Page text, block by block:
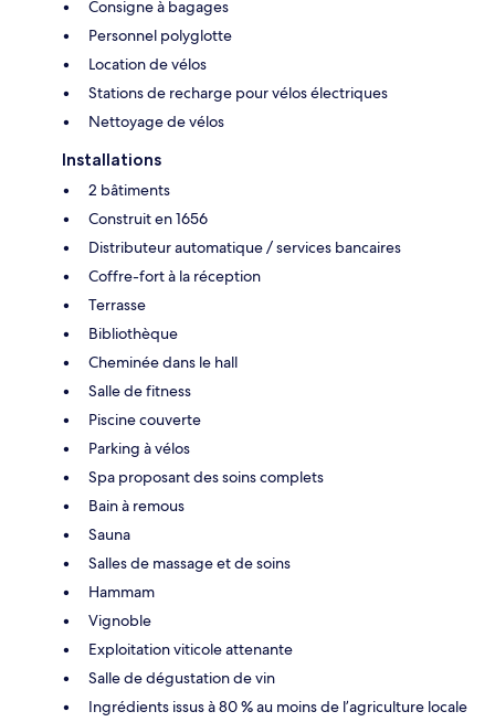
Consigne à bagages
Personnel polyglotte
Location de vélos
Stations de recharge pour vélos électriques
Nettoyage de vélos
Installations
2 bâtiments
Construit en 1656
Distributeur automatique / services bancaires
Coffre-fort à la réception
Terrasse
Bibliothèque
Cheminée dans le hall
Salle de fitness
Piscine couverte
Parking à vélos
Spa proposant des soins complets
Bain à remous
Sauna
Salles de massage et de soins
Hammam
Vignoble
Exploitation viticole attenante
Salle de dégustation de vin
Ingrédients issus à 80 % au moins de l’agriculture locale